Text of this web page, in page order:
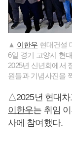
▲ 이한우 현대건설
6일 경기 고양시 현
2025년 신년회에서
원들과 기념사진을
△2025년 현대차
이한우는 취임
사에 참여했다.